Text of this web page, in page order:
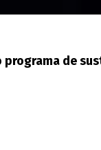
programa de